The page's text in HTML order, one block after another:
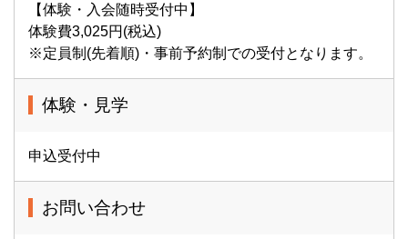
【体験・入会随時受付中】
体験費3,025円(税込)
※定員制(先着順)・事前予約制での受付となります。
体験・見学
申込受付中
お問い合わせ